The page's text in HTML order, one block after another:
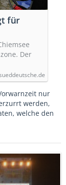
für
Der
nur
werden,
welche den